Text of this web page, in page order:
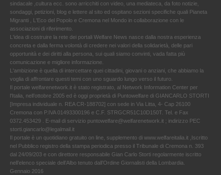
sindacale ,cultura ecc. sono arricchiti con video, una mediateca, da foto notizie,
sondaggi, petizioni, blog e lettere al sito ed ospitano sezioni specifiche quali Pianeta
Migranti , L'Eco del Popolo e Cremona nel Mondo in collaborazione con le
associazioni di riferimento.
L'idea di costruire la rete dei portali Welfare News nasce dalla nostra esperienza
concreta e dalla ferma volontà di credere nei valori della solidarietà, delle pari
opportunità e dei diritti alla persona, sui quali siamo convinti, vada fatta più
comunicazione e migliore informazione.
L'ambizione è quella di intercettare quei cittadini, giovani o anziani, che abbiamo la
voglia di affrontare questi temi con uno sguardo lungo verso il futuro.
Il portale welfarenetwork.it è stato registrato, al Network Information Center per
l'Italia, nell’ottobre 2005 ed è oggi proprietà di Puntowelfare di GIANCARLO STORTI
[Impresa individuale n. REA CR-188702] con sede in Via Litta, 4- Cap 26100
Cremona con P.IVA 01493300196 e C.F. STRGCR51C10D150T. Tel. e Fax
0372.453429 . E-mail di servizio puntowelfare@welfarenetwork.it ; indirizzo PEC
storti.giancarlo@legalmail.it
Il portale è un quotidiano gratuito on line, supplemento di www.welfareitalia.it ,Iscritto
nel Pubblico registro della stampa periodica presso il Tribunale di Cremona n. 393
dal 24/09/203 e con direttore responsabile Gian Carlo Storti regolarmente iscritto
nell’elenco speciale dell’Albo tenuto dall’Ordine Giornalisti della Lombardia.
Gennaio 2016